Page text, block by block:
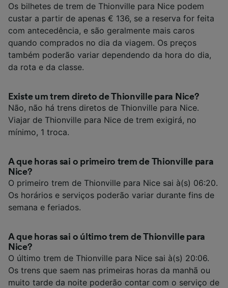
Os bilhetes de trem de Thionville para Nice podem
custar a partir de apenas € 136, se a reserva for feita
com antecedência, e são geralmente mais caros
quando comprados no dia da viagem. Os preços
também poderão variar dependendo da hora do dia,
da rota e da classe.
Existe um trem direto de Thionville para Nice?
Não, não há trens diretos de Thionville para Nice.
Viajar de Thionville para Nice de trem exigirá, no
mínimo, 1 troca.
A que horas sai o primeiro trem de Thionville para
Nice?
O primeiro trem de Thionville para Nice sai à(s) 06:20.
Os horários e serviços poderão variar durante fins de
semana e feriados.
A que horas sai o último trem de Thionville para
Nice?
O último trem de Thionville para Nice sai à(s) 20:06.
Os trens que saem nas primeiras horas da manhã ou
muito tarde da noite poderão contar com o serviço de